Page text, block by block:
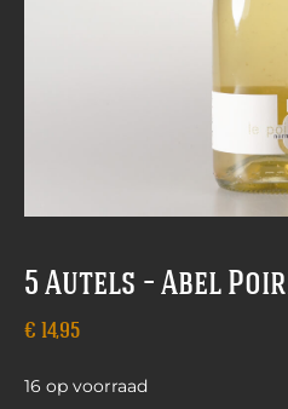
5 Autels – Abel
€ 14,95
16 op voorraad